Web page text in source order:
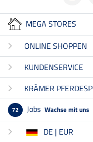
MEGA STORES
ONLINE SHOPPEN
KUNDENSERVICE
KRÄMER
72 Jobs Wachse mit uns
DE | EUR